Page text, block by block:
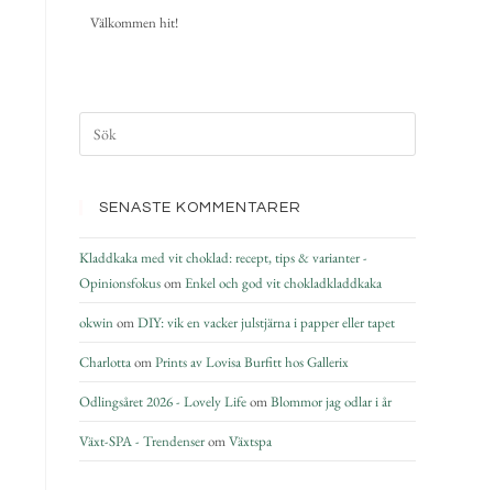
Välkommen hit!
SENASTE KOMMENTARER
Kladdkaka med vit choklad: recept, tips & varianter -
OpinionsfokusomEnkel och god vit chokladkladdkaka
okwinomDIY: vik en vacker julstjärna i papper eller tapet
CharlottaomPrints av Lovisa Burfitt hos Gallerix
Odlingsåret 2026 - Lovely LifeomBlommor jag odlar i år
Växt-SPA - TrendenseromVäxtspa